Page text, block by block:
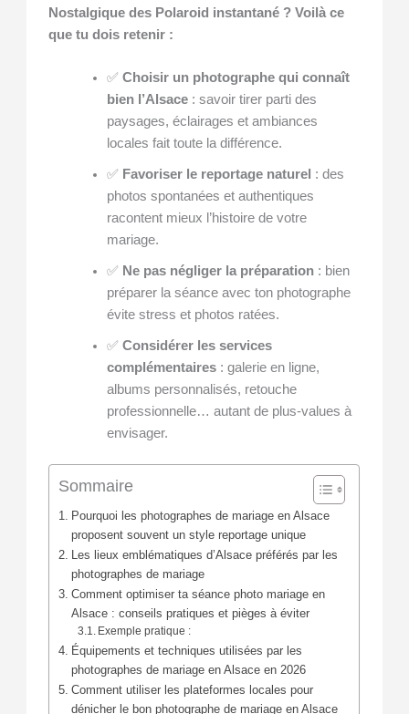
Nostalgique des Polaroid instantané ? Voilà ce
que tu dois retenir :
✅ Choisir un photographe qui connaît
bien l’Alsace: savoir tirer parti des
paysages, éclairages et ambiances
locales fait toute la différence.
✅ Favoriser le reportage naturel : des
photos spontanées et authentiques
racontent mieux l’histoire de votre
mariage.
✅ Ne pas négliger la préparation: bien
préparer la séance avec ton photographe
évite stress et photos ratées.
✅ Considérer les services
complémentaires: galerie en ligne,
albums personnalisés, retouche
professionnelle… autant de plus-values à
envisager.
Sommaire
Pourquoi les photographes de mariage en Alsace
proposent souvent un style reportage unique
Les lieux emblématiques d’Alsace préférés par les
photographes de mariage
Comment optimiser ta séance photo mariage en
Alsace : conseils pratiques et pièges à éviter
Exemple pratique :
Équipements et techniques utilisées par les
photographes de mariage en Alsace en 2026
Comment utiliser les plateformes locales pour
dénicher le bon photographe de mariage en Alsace